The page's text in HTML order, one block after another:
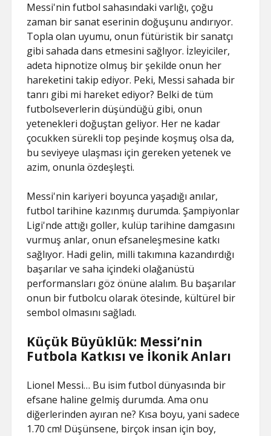
Messi'nin futbol sahasındaki varlığı, çoğu
zaman bir sanat eserinin doğuşunu andırıyor.
Topla olan uyumu, onun fütüristik bir sanatçı
gibi sahada dans etmesini sağlıyor. İzleyiciler,
adeta hipnotize olmuş bir şekilde onun her
hareketini takip ediyor. Peki, Messi sahada bir
tanrı gibi mi hareket ediyor? Belki de tüm
futbolseverlerin düşündüğü gibi, onun
yetenekleri doğuştan geliyor. Her ne kadar
çocukken sürekli top peşinde koşmuş olsa da,
bu seviyeye ulaşması için gereken yetenek ve
azim, onunla özdeşleşti.
Messi'nin kariyeri boyunca yaşadığı anılar,
futbol tarihine kazınmış durumda. Şampiyonlar
Ligi'nde attığı goller, kulüp tarihine damgasını
vurmuş anlar, onun efsaneleşmesine katkı
sağlıyor. Hadi gelin, milli takımına kazandırdığı
başarılar ve saha içindeki olağanüstü
performansları göz önüne alalım. Bu başarılar
onun bir futbolcu olarak ötesinde, kültürel bir
sembol olmasını sağladı.
Küçük Büyüklük: Messi’nin
Futbola Katkısı ve İkonik Anları
Lionel Messi… Bu isim futbol dünyasında bir
efsane haline gelmiş durumda. Ama onu
diğerlerinden ayıran ne? Kısa boyu, yani sadece
1.70 cm! Düşünsene, birçok insan için boy,